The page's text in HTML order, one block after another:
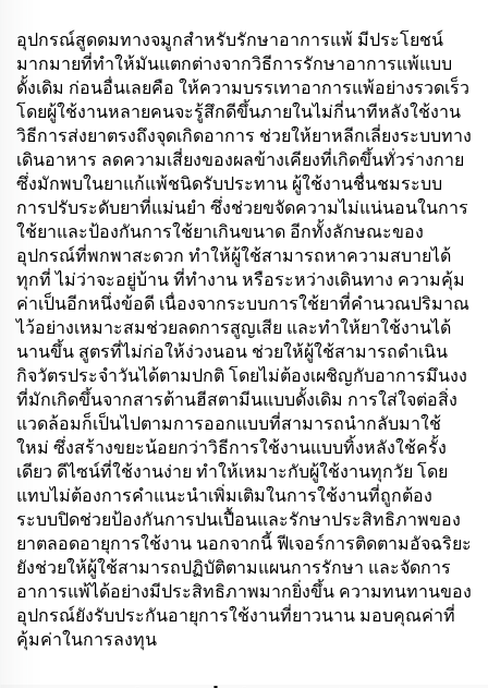
สำหรับบรรเทาอาการปวด
อุปกรณ์สูดดมทางจมูกสำหรับรักษาอาการแพ้ มีประโยชน์
มากมายที่ทำให้มันแตกต่างจากวิธีการรักษาอาการแพ้แบบ
ดั้งเดิม ก่อนอื่นเลยคือ ให้ความบรรเทาอาการแพ้อย่างรวดเร็ว
โดยผู้ใช้งานหลายคนจะรู้สึกดีขึ้นภายในไม่กี่นาทีหลังใช้งาน
วิธีการส่งยาตรงถึงจุดเกิดอาการ ช่วยให้ยาหลีกเลี่ยงระบบทาง
เดินอาหาร ลดความเสี่ยงของผลข้างเคียงที่เกิดขึ้นทั่วร่างกาย
ซึ่งมักพบในยาแก้แพ้ชนิดรับประทาน ผู้ใช้งานชื่นชมระบบ
การปรับระดับยาที่แม่นยำ ซึ่งช่วยขจัดความไม่แน่นอนในการ
ใช้ยาและป้องกันการใช้ยาเกินขนาด อีกทั้งลักษณะของ
อุปกรณ์ที่พกพาสะดวก ทำให้ผู้ใช้สามารถหาความสบายได้
ทุกที่ ไม่ว่าจะอยู่บ้าน ที่ทำงาน หรือระหว่างเดินทาง ความคุ้ม
ค่าเป็นอีกหนึ่งข้อดี เนื่องจากระบบการใช้ยาที่คำนวณปริมาณ
ไว้อย่างเหมาะสมช่วยลดการสูญเสีย และทำให้ยาใช้งานได้
นานขึ้น สูตรที่ไม่ก่อให้ง่วงนอน ช่วยให้ผู้ใช้สามารถดำเนิน
กิจวัตรประจำวันได้ตามปกติ โดยไม่ต้องเผชิญกับอาการมึนงง
ที่มักเกิดขึ้นจากสารต้านฮีสตามีนแบบดั้งเดิม การใส่ใจต่อสิ่ง
แวดล้อมก็เป็นไปตามการออกแบบที่สามารถนำกลับมาใช้
ใหม่ ซึ่งสร้างขยะน้อยกว่าวิธีการใช้งานแบบทิ้งหลังใช้ครั้ง
เดียว ดีไซน์ที่ใช้งานง่าย ทำให้เหมาะกับผู้ใช้งานทุกวัย โดย
แทบไม่ต้องการคำแนะนำเพิ่มเติมในการใช้งานที่ถูกต้อง
ระบบปิดช่วยป้องกันการปนเปื้อนและรักษาประสิทธิภาพของ
ยาตลอดอายุการใช้งาน นอกจากนี้ ฟีเจอร์การติดตามอัจฉริยะ
ยังช่วยให้ผู้ใช้สามารถปฏิบัติตามแผนการรักษา และจัดการ
อาการแพ้ได้อย่างมีประสิทธิภาพมากยิ่งขึ้น ความทนทานของ
อุปกรณ์ยังรับประกันอายุการใช้งานที่ยาวนาน มอบคุณค่าที่
คุ้มค่าในการลงทุน